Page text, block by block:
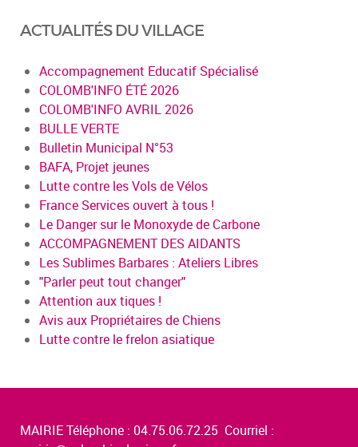
ACTUALITÉS DU VILLAGE
Accompagnement Educatif Spécialisé
COLOMB'INFO ÉTÉ 2026
COLOMB'INFO AVRIL 2026
BULLE VERTE
Bulletin Municipal N°53
BAFA, Projet jeunes
Lutte contre les Vols de Vélos
France Services ouvert à tous !
Le Danger sur le Monoxyde de Carbone
ACCOMPAGNEMENT DES AIDANTS
Les Sublimes Barbares : Ateliers Libres
"Parler peut tout changer"
Attention aux tiques !
Avis aux Propriétaires de Chiens
Lutte contre le frelon asiatique
MAIRIE Téléphone : 04.75.06.72.25 Courriel :